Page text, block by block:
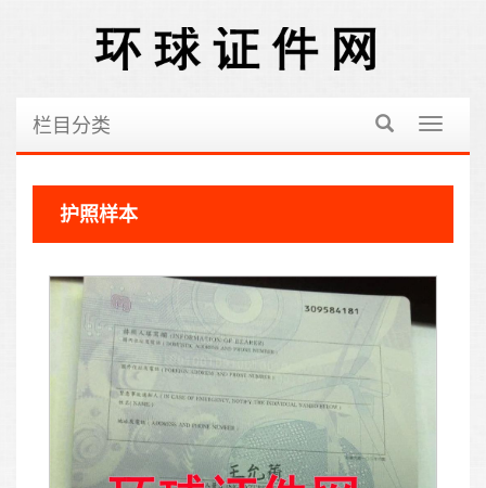
切
航
栏目分类
护照样本